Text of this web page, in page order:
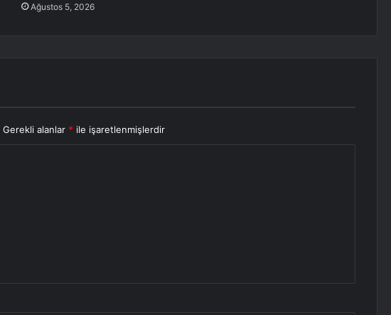
Ağustos 5, 2026
Gerekli alanlar * ile işaretlenmişlerdir